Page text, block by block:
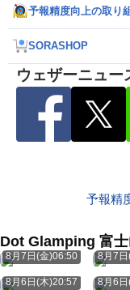
予報精度向上の取り
SORASHOP
ウェザーニュー
予報精
Dot Glamping 富
8月7日(金)06:50 8月7
8月6日(木)20:57 8月6